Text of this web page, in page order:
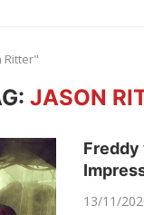
Ritter"
JASON
Freddy
13/11/